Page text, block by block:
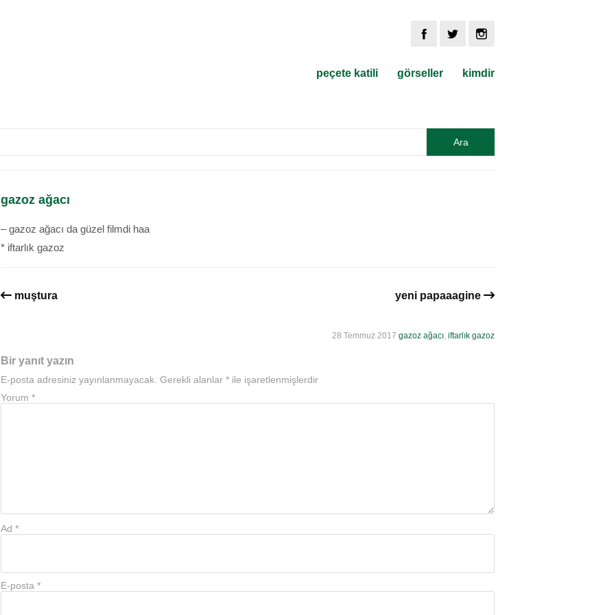
peçete katili görseller kimdir
gazoz ağacı
– gazoz ağacı da güzel filmdi haa
* iftarlık gazoz
muştura yeni papaaagine
28 Temmuz 2017 gazoz ağacı, iftarlık gazoz
Bir yanıt yazın
E-posta adresiniz yayınlanmayacak. Gerekli alanlar * ile işaretlenmişlerdir
Yorum *
Ad *
E-posta *